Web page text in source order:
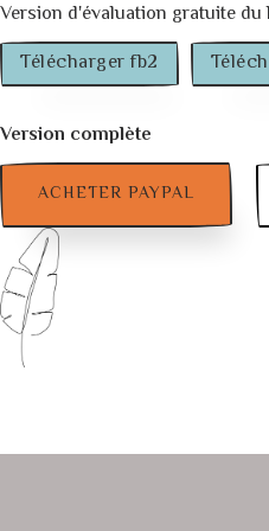
Version d'évaluation gratuite du
Télécharger fb2
Version complète
ACHETER PAYPAL